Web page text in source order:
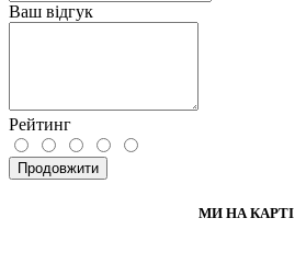
Ваш відгук
Рейтинг
Продовжити
МИ НА КАРТІ